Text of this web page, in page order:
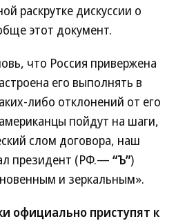
раскрутке дискуссии о
этот документ.
что Россия привержена
его выполнять в
либо отклонений от его
пойдут на шаги,
слом договора, наш
президент (РФ.— “Ъ”)
и зеркальным».
официально приступят к